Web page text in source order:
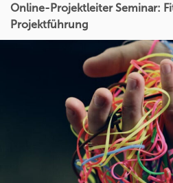
Online-Projektleiter Seminar:
Projektführung